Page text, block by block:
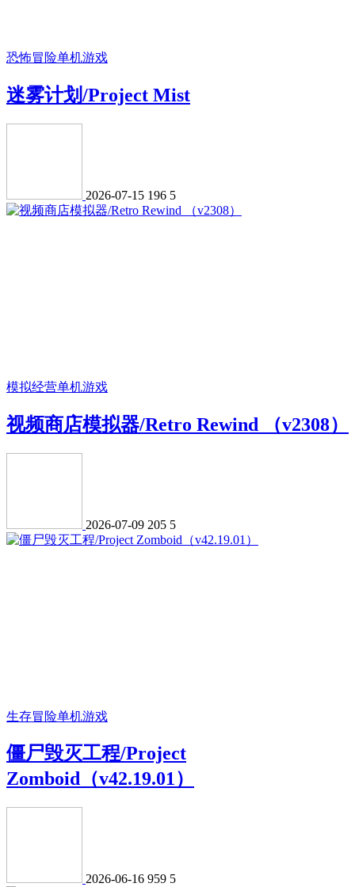
恐怖冒险单机游戏
迷雾计划/Project Mist
2026-07-15 196 5
模拟经营单机游戏
视频商店模拟器/Retro Rewind （v2308）
2026-07-09 205 5
生存冒险单机游戏
僵尸毁灭工程/Project
Zomboid（v42.19.01）
2026-06-16 959 5